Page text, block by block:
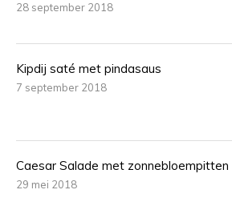
28 september 2018
Kipdij saté met pindasaus
7 september 2018
Caesar Salade met zonnebloempitten
29 mei 2018